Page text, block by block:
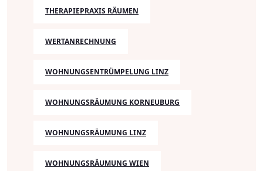
THERAPIEPRAXIS RÄUMEN
WERTANRECHNUNG
WOHNUNGSENTRÜMPELUNG LINZ
WOHNUNGSRÄUMUNG KORNEUBURG
WOHNUNGSRÄUMUNG LINZ
WOHNUNGSRÄUMUNG WIEN